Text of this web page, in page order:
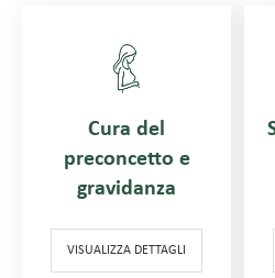
Cura del
preconcetto e
gravidanza
VISUALIZZA DETTAGLI